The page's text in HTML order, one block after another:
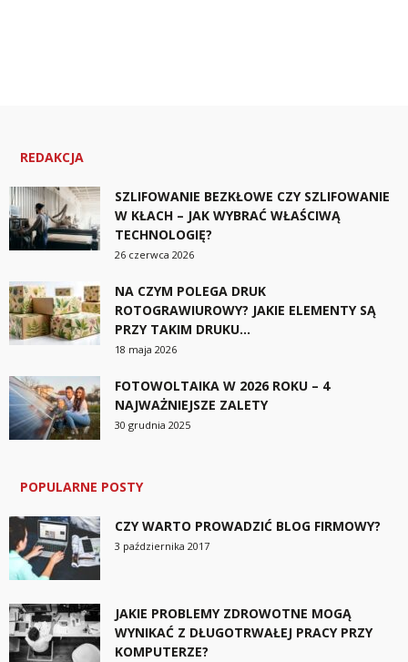
REDAKCJA
SZLIFOWANIE BEZKŁOWE CZY SZLIFOWANIE
W KŁACH – JAK WYBRAĆ WŁAŚCIWĄ
TECHNOLOGIĘ?
26 czerwca 2026
NA CZYM POLEGA DRUK
ROTOGRAWIUROWY? JAKIE ELEMENTY SĄ
PRZY TAKIM DRUKU...
18 maja 2026
FOTOWOLTAIKA W 2026 ROKU – 4
NAJWAŻNIEJSZE ZALETY
30 grudnia 2025
POPULARNE POSTY
CZY WARTO PROWADZIĆ BLOG FIRMOWY?
3 października 2017
JAKIE PROBLEMY ZDROWOTNE MOGĄ
WYNIKAĆ Z DŁUGOTRWAŁEJ PRACY PRZY
KOMPUTERZE?